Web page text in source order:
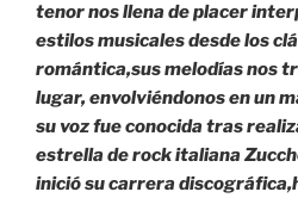
tenor nos llena de placer
estilos musicales desde los
romántica,sus melodías nos
lugar, envolviéndonos en un
su voz fue conocida tras
estrella de rock italiana
inició su carrera